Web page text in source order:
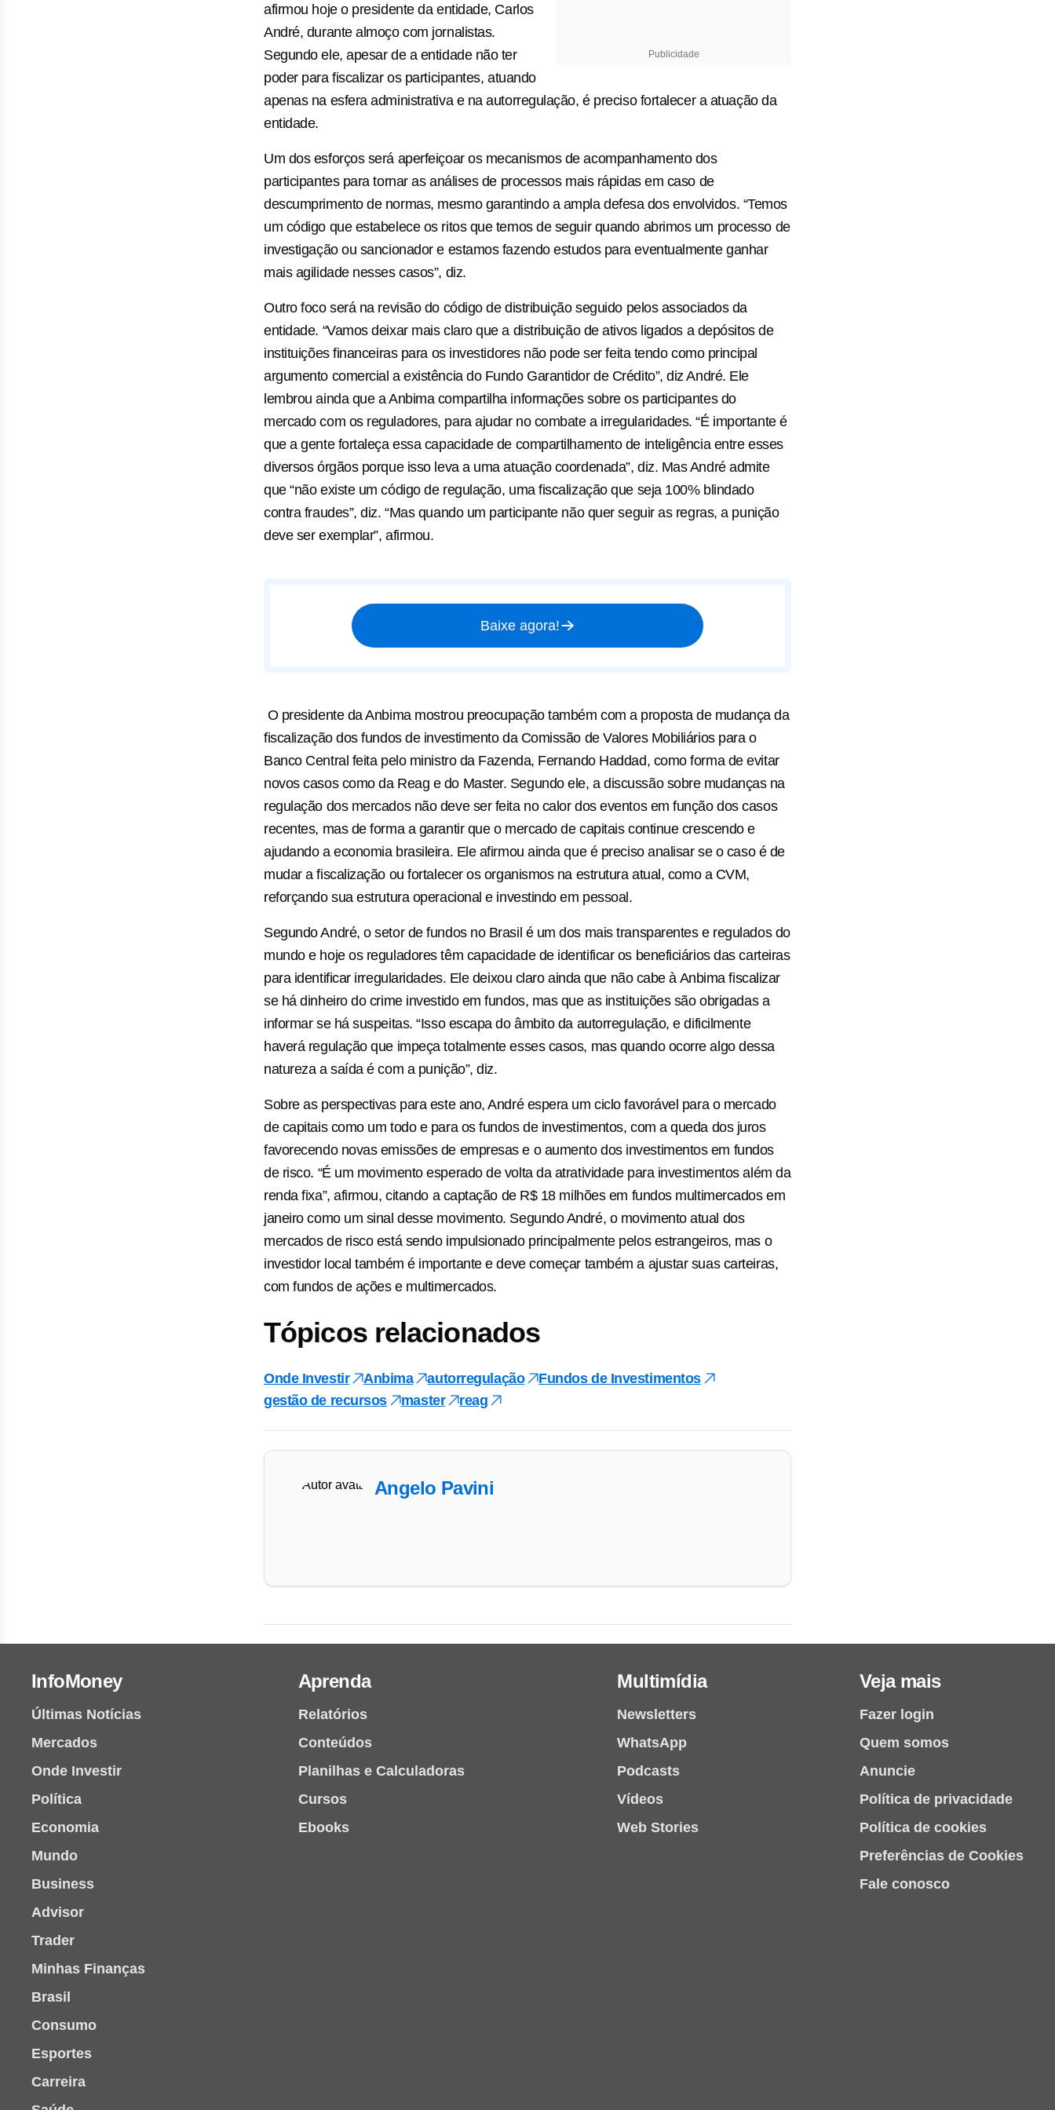
Publicidade
afirmou hoje o presidente da entidade, Carlos
André, durante almoço com jornalistas.
Segundo ele, apesar de a entidade não ter
poder para fiscalizar os participantes, atuando
apenas na esfera administrativa e na autorregulação, é preciso fortalecer a atuação da
entidade.
Um dos esforços será aperfeiçoar os mecanismos de acompanhamento dos
participantes para tornar as análises de processos mais rápidas em caso de
descumprimento de normas, mesmo garantindo a ampla defesa dos envolvidos. “Temos
um código que estabelece os ritos que temos de seguir quando abrimos um processo de
investigação ou sancionador e estamos fazendo estudos para eventualmente ganhar
mais agilidade nesses casos”, diz.
Outro foco será na revisão do código de distribuição seguido pelos associados da
entidade. “Vamos deixar mais claro que a distribuição de ativos ligados a depósitos de
instituições financeiras para os investidores não pode ser feita tendo como principal
argumento comercial a existência do Fundo Garantidor de Crédito”, diz André. Ele
lembrou ainda que a Anbima compartilha informações sobre os participantes do
mercado com os reguladores, para ajudar no combate a irregularidades. “É importante é
que a gente fortaleça essa capacidade de compartilhamento de inteligência entre esses
diversos órgãos porque isso leva a uma atuação coordenada”, diz. Mas André admite
que “não existe um código de regulação, uma fiscalização que seja 100% blindado
contra fraudes”, diz. “Mas quando um participante não quer seguir as regras, a punição
deve ser exemplar”, afirmou.
Baixe agora!
O presidente da Anbima mostrou preocupação também com a proposta de mudança da
fiscalização dos fundos de investimento da Comissão de Valores Mobiliários para o
Banco Central feita pelo ministro da Fazenda, Fernando Haddad, como forma de evitar
novos casos como da Reag e do Master. Segundo ele, a discussão sobre mudanças na
regulação dos mercados não deve ser feita no calor dos eventos em função dos casos
recentes, mas de forma a garantir que o mercado de capitais continue crescendo e
ajudando a economia brasileira. Ele afirmou ainda que é preciso analisar se o caso é de
mudar a fiscalização ou fortalecer os organismos na estrutura atual, como a CVM,
reforçando sua estrutura operacional e investindo em pessoal.
Segundo André, o setor de fundos no Brasil é um dos mais transparentes e regulados do
mundo e hoje os reguladores têm capacidade de identificar os beneficiários das carteiras
para identificar irregularidades. Ele deixou claro ainda que não cabe à Anbima fiscalizar
se há dinheiro do crime investido em fundos, mas que as instituições são obrigadas a
informar se há suspeitas. “Isso escapa do âmbito da autorregulação, e dificilmente
haverá regulação que impeça totalmente esses casos, mas quando ocorre algo dessa
natureza a saída é com a punição”, diz.
Sobre as perspectivas para este ano, André espera um ciclo favorável para o mercado
de capitais como um todo e para os fundos de investimentos, com a queda dos juros
favorecendo novas emissões de empresas e o aumento dos investimentos em fundos
de risco. “É um movimento esperado de volta da atratividade para investimentos além da
renda fixa”, afirmou, citando a captação de R$ 18 milhões em fundos multimercados em
janeiro como um sinal desse movimento. Segundo André, o movimento atual dos
mercados de risco está sendo impulsionado principalmente pelos estrangeiros, mas o
investidor local também é importante e deve começar também a ajustar suas carteiras,
com fundos de ações e multimercados.
Tópicos relacionados
Onde Investir Anbima autorregulação
Fundos de Investimentos
gestão de recursos
master reag
Angelo Pavini
InfoMoney
Últimas Notícias
Mercados
Onde Investir
Política
Economia
Mundo
Business
Advisor
Trader
Minhas Finanças
Brasil
Consumo
Esportes
Carreira
Aprenda
Relatórios
Conteúdos
Planilhas e Calculadoras
Cursos
Ebooks
Multimídia
Newsletters
WhatsApp
Podcasts
Vídeos
Web Stories
Veja mais
Fazer login
Quem somos
Anuncie
Política de privacidade
Política de cookies
Preferências de Cookies
Fale conosco